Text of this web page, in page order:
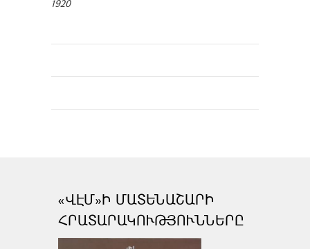
1920
«ՎԷՄ»Ի ՄԱՏԵՆԱՇԱՐԻ
ՀՐԱՏԱՐԱԿՈՒԹՅՈՒՆՆԵՐԸ